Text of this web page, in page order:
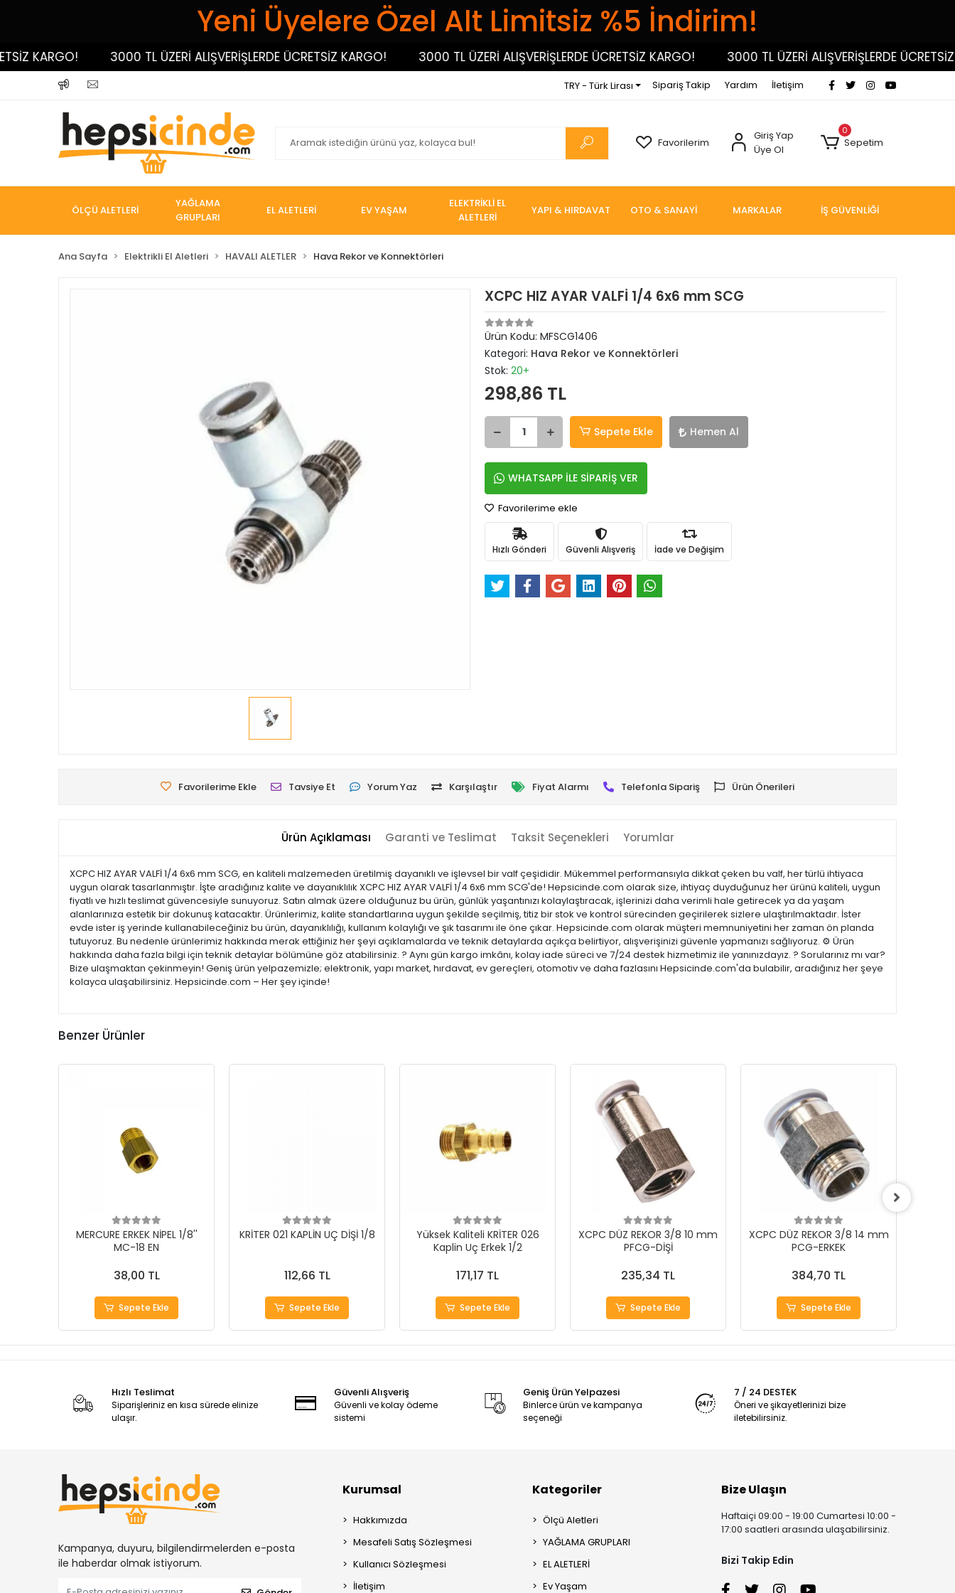
Yeni Üyelere Özel Alt Limitsiz %5 İndirim!
KARGO! 3000 TL ÜZERİ ALIŞVERİŞLERDE ÜCRETSİZ KARGO! 3000 TL ÜZERİ ALIŞVERİŞLERDE ÜCRETSİZ KARGO! 3000 TL ÜZERİ ALIŞVERİŞLERDE ÜCRETSİZ
TRY - Türk Lirası Sipariş Takip Yardım İletişim
Favorilerim
Giriş Yap
Üye Ol
0
Sepetim
ÖLÇÜ ALETLERİ
YAĞLAMA
GRUPLARI
EL ALETLERİ EV YAŞAM
ELEKTRİKLİ EL
ALETLERİ
YAPI & HIRDAVAT OTO & SANAYİ MARKALAR İŞ GÜVENLİĞİ
Ana Sayfa Elektrikli El Aletleri HAVALI ALETLER Hava Rekor ve Konnektörleri
XCPC HIZ AYAR VALFİ 1/4 6x6 mm SCG
Ürün Kodu: MFSCG1406
Kategori: Hava Rekor ve Konnektörleri
Stok: 20+
298,86 TL
Sepete Ekle Hemen Al
WHATSAPP İLE SİPARİŞ VER
Favorilerime ekle
Hızlı Gönderi Güvenli Alışveriş İade ve Değişim
Favorilerime Ekle Tavsiye Et Yorum Yaz Karşılaştır Fiyat Alarmı Telefonla Sipariş Ürün Önerileri
Ürün Açıklaması Garanti ve Teslimat Taksit Seçenekleri Yorumlar
XCPC HIZ AYAR VALFİ 1/4 6x6 mm SCG, en kaliteli malzemeden üretilmiş dayanıklı ve işlevsel bir valf çeşididir. Mükemmel performansıyla dikkat çeken bu valf, her türlü ihtiyaca
uygun olarak tasarlanmıştır. İşte aradığınız kalite ve dayanıklılık XCPC HIZ AYAR VALFİ 1/4 6x6 mm SCG'de! Hepsicinde.com olarak size, ihtiyaç duyduğunuz her ürünü kaliteli, uygun
fiyatlı ve hızlı teslimat güvencesiyle sunuyoruz. Satın almak üzere olduğunuz bu ürün, günlük yaşantınızı kolaylaştıracak, işlerinizi daha verimli hale getirecek ya da yaşam
alanlarınıza estetik bir dokunuş katacaktır. Ürünlerimiz, kalite standartlarına uygun şekilde seçilmiş, titiz bir stok ve kontrol sürecinden geçirilerek sizlere ulaştırılmaktadır. İster
evde ister iş yerinde kullanabileceğiniz bu ürün, dayanıklılığı, kullanım kolaylığı ve şık tasarımı ile öne çıkar. Hepsicinde.com olarak müşteri memnuniyetini her zaman ön planda
tutuyoruz. Bu nedenle ürünlerimiz hakkında merak ettiğiniz her şeyi açıklamalarda ve teknik detaylarda açıkça belirtiyor, alışverişinizi güvenle yapmanızı sağlıyoruz. ⚙️ Ürün
hakkında daha fazla bilgi için teknik detaylar bölümüne göz atabilirsiniz. ? Aynı gün kargo imkânı, kolay iade süreci ve 7/24 destek hizmetimiz ile yanınızdayız. ? Sorularınız mı var?
Bize ulaşmaktan çekinmeyin! Geniş ürün yelpazemizle; elektronik, yapı market, hırdavat, ev gereçleri, otomotiv ve daha fazlasını Hepsicinde.com'da bulabilir, aradığınız her şeye
kolayca ulaşabilirsiniz. Hepsicinde.com – Her şey içinde!
Benzer Ürünler
MERCURE ERKEK NİPEL 1/8''
MC-18 EN
38,00 TL
Sepete Ekle
KRİTER 021 KAPLİN UÇ DİŞİ 1/8
112,66 TL
Sepete Ekle
Yüksek Kaliteli KRİTER 026
Kaplin Uç Erkek 1/2
171,17 TL
Sepete Ekle
XCPC DÜZ REKOR 3/8 10 mm
PFCG-DİŞİ
235,34 TL
Sepete Ekle
XCPC DÜZ REKOR 3/8 14 mm
PCG-ERKEK
384,70 TL
Sepete Ekle
Hızlı Teslimat
Siparişleriniz en kısa sürede elinize
ulaşır.
Güvenli Alışveriş
Güvenli ve kolay ödeme
sistemi
Geniş Ürün Yelpazesi
Binlerce ürün ve kampanya
seçeneği
7 / 24 DESTEK
Öneri ve şikayetlerinizi bize
iletebilirsiniz.
Kampanya, duyuru, bilgilendirmelerden e-posta
ile haberdar olmak istiyorum.
Kurumsal
Hakkımızda
Mesafeli Satış Sözleşmesi
Kullanıcı Sözleşmesi
İletişim
Kategoriler
Ölçü Aletleri
YAĞLAMA GRUPLARI
EL ALETLERİ
Ev Yaşam
Bize Ulaşın
Haftaiçi 09:00 - 19:00 Cumartesi 10:00 -
17:00 saatleri arasında ulaşabilirsiniz.
Bizi Takip Edin